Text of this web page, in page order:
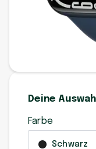
Deine Auswahl
Farbe
Schwarz